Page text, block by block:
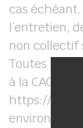
cas
l’entretien,
non collectif
Toutes les
à la CACPB :
https://